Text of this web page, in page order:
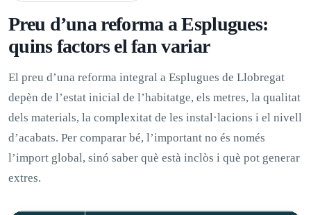
Preu d’una reforma a Esplugues:
quins factors el fan variar
El preu d’una reforma integral a Esplugues de Llobregat
depèn de l’estat inicial de l’habitatge, els metres, la qualitat
dels materials, la complexitat de les instal·lacions i el nivell
d’acabats. Per comparar bé, l’important no és només
l’import global, sinó saber què està inclòs i què pot generar
extres.